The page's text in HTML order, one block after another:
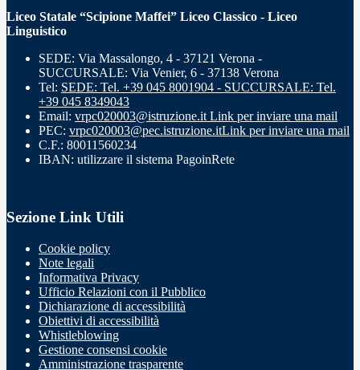
Liceo Statale “Scipione Maffei” Liceo Classico - Liceo
Linguistico
SEDE: Via Massalongo, 4 - 37121 Verona -
SUCCURSALE: Via Venier, 6 - 37138 Verona
Tel: SEDE: Tel. +39 045 8001904 - SUCCURSALE: Tel.
+39 045 8349043
Email: vrpc020003@istruzione.it Link per inviare una mail
PEC: vrpc020003@pec.istruzione.itLink per inviare una mail
C.F.: 80011560234
IBAN: utilizzare il sistema PagoinRete
Sezione Link Utili
Cookie policy
Note legali
Informativa Privacy
Ufficio Relazioni con il Pubblico
Dichiarazione di accessibilità
Obiettivi di accessibilità
Whistleblowing
Gestione consensi cookie
Amministrazione trasparente